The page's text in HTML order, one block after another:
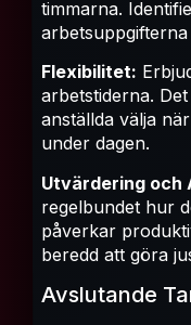
timmarna.
Flexibilitet:
arbetstiderna.
anställda välja
under dagen.
Utvärdering och
regelbundet hur
påverkar
beredd att göra
Avslutande